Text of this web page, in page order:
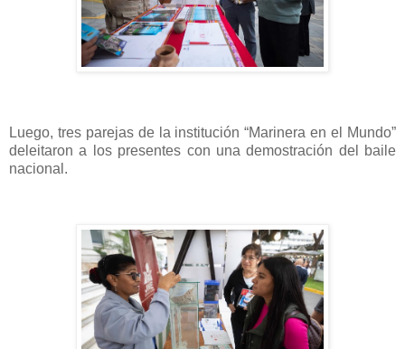
Luego, tres parejas de la institución “Marinera en el Mundo”
deleitaron a los presentes con una demostración del baile
nacional.